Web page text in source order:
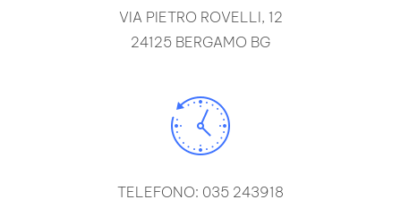
VIA PIETRO ROVELLI, 12
24125 BERGAMO BG
TELEFONO: 035 243918